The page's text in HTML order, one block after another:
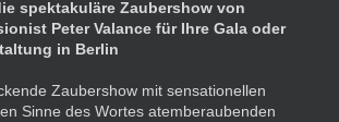
spektakuläre Zaubershow von
Peter Valance für Ihre Gala oder
in Berlin
Zaubershow mit sensationellen
Sinne des Wortes atemberaubenden